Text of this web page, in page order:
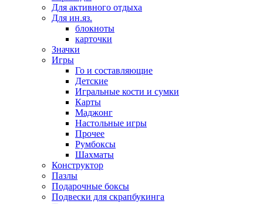
Для активного отдыха
Для ин.яз.
блокноты
карточки
Значки
Игры
Го и составляющие
Детские
Игральные кости и сумки
Карты
Маджонг
Настольные игры
Прочее
Румбоксы
Шахматы
Конструктор
Пазлы
Подарочные боксы
Подвески для скрапбукинга